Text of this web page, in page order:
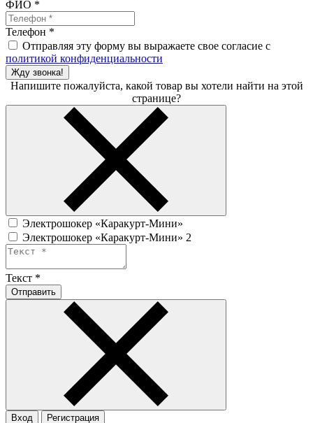
ФИО *
Телефон *
Отправляя эту форму вы выражаете свое согласие с
политикой конфиденциальности
Жду звонка!
Напишите пожалуйста, какой товар вы хотели найти на этой
странице?
Электрошокер «Каракурт-Мини»
Электрошокер «Каракурт-Мини» 2
Текст *
Отправить
Вход Регистрация